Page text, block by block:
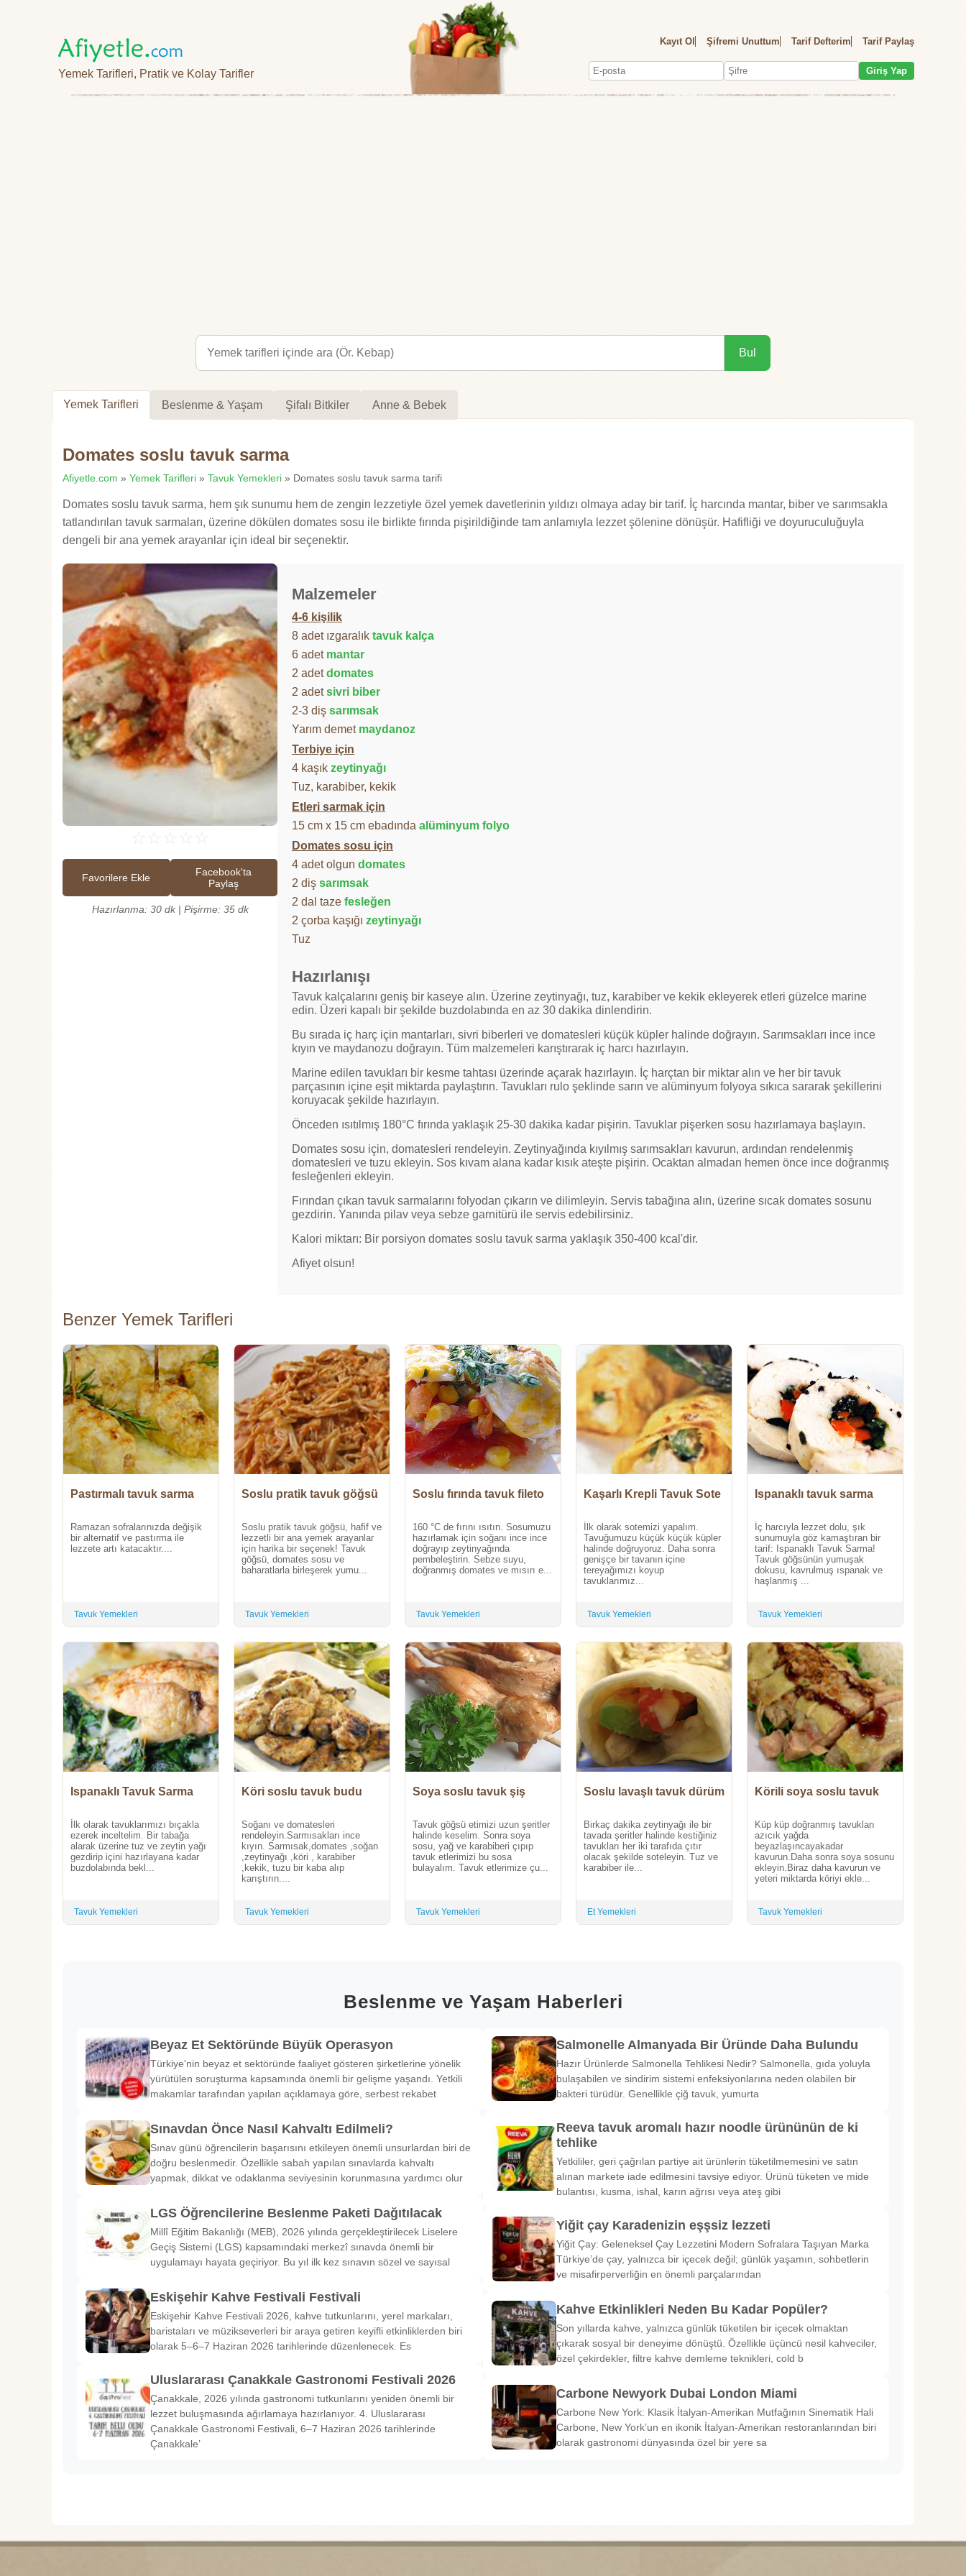
Yemek Tarifleri, Pratik ve Kolay Tarifler
Kayıt Ol Şifremi Unuttum Tarif Defterim Tarif Paylaş
Giriş Yap
Bul
Yemek Tarifleri Beslenme & Yaşam Şifalı Bitkiler Anne & Bebek
Domates soslu tavuk sarma
Afiyetle.com » Yemek Tarifleri » Tavuk Yemekleri » Domates soslu tavuk sarma tarifi
Domates soslu tavuk sarma, hem şık sunumu hem de zengin lezzetiyle özel yemek davetlerinin yıldızı olmaya aday bir tarif. İç harcında mantar, biber ve sarımsakla
tatlandırılan tavuk sarmaları, üzerine dökülen domates sosu ile birlikte fırında pişirildiğinde tam anlamıyla lezzet şölenine dönüşür. Hafifliği ve doyuruculuğuyla
dengeli bir ana yemek arayanlar için ideal bir seçenektir.
☆ ☆ ☆ ☆ ☆
Favorilere Ekle
Facebook'ta
Paylaş
Hazırlanma: 30 dk | Pişirme: 35 dk
Malzemeler
4-6 kişilik
8 adet ızgaralık tavuk kalça
6 adet mantar
2 adetdomates
2 adetsivri biber
2-3 diş sarımsak
Yarım demet maydanoz
Terbiye için
4 kaşık zeytinyağı
Tuz, karabiber, kekik
Etleri sarmak için
15 cm x 15 cm ebadında alüminyum folyo
Domates sosu için
4 adet olgun domates
2 diş sarımsak
2 dal taze fesleğen
2 çorba kaşığı zeytinyağı
Tuz
Hazırlanışı
Tavuk kalçalarını geniş bir kaseye alın. Üzerine zeytinyağı, tuz, karabiber ve kekik ekleyerek etleri güzelce marine
edin. Üzeri kapalı bir şekilde buzdolabında en az 30 dakika dinlendirin.
Bu sırada iç harç için mantarları, sivri biberleri ve domatesleri küçük küpler halinde doğrayın. Sarımsakları ince ince
kıyın ve maydanozu doğrayın. Tüm malzemeleri karıştırarak iç harcı hazırlayın.
Marine edilen tavukları bir kesme tahtası üzerinde açarak hazırlayın. İç harçtan bir miktar alın ve her bir tavuk
parçasının içine eşit miktarda paylaştırın. Tavukları rulo şeklinde sarın ve alüminyum folyoya sıkıca sararak şekillerini
koruyacak şekilde hazırlayın.
Önceden ısıtılmış 180°C fırında yaklaşık 25-30 dakika kadar pişirin. Tavuklar pişerken sosu hazırlamaya başlayın.
Domates sosu için, domatesleri rendeleyin. Zeytinyağında kıyılmış sarımsakları kavurun, ardından rendelenmiş
domatesleri ve tuzu ekleyin. Sos kıvam alana kadar kısık ateşte pişirin. Ocaktan almadan hemen önce ince doğranmış
fesleğenleri ekleyin.
Fırından çıkan tavuk sarmalarını folyodan çıkarın ve dilimleyin. Servis tabağına alın, üzerine sıcak domates sosunu
gezdirin. Yanında pilav veya sebze garnitürü ile servis edebilirsiniz.
Kalori miktarı: Bir porsiyon domates soslu tavuk sarma yaklaşık 350-400 kcal'dir.
Afiyet olsun!
Benzer Yemek Tarifleri
Pastırmalı tavuk sarma
Ramazan sofralarınızda değişik
bir alternatif ve pastırma ile
lezzete artı katacaktır....
Tavuk Yemekleri
Soslu pratik tavuk göğsü
Soslu pratik tavuk göğsü, hafif ve
lezzetli bir ana yemek arayanlar
için harika bir seçenek! Tavuk
göğsü, domates sosu ve
baharatlarla birleşerek yumu...
Tavuk Yemekleri
Soslu fırında tavuk fileto
160 °C de fırını ısıtın. Sosumuzu
hazırlamak için soğanı ince ince
doğrayıp zeytinyağında
pembeleştirin. Sebze suyu,
doğranmış domates ve mısırı e...
Tavuk Yemekleri
Kaşarlı Krepli Tavuk Sote
İlk olarak sotemizi yapalım.
Tavuğumuzu küçük küçük küpler
halinde doğruyoruz. Daha sonra
genişçe bir tavanın içine
tereyağımızı koyup
tavuklarımız...
Tavuk Yemekleri
Ispanaklı tavuk sarma
İç harcıyla lezzet dolu, şık
sunumuyla göz kamaştıran bir
tarif: Ispanaklı Tavuk Sarma!
Tavuk göğsünün yumuşak
dokusu, kavrulmuş ıspanak ve
haşlanmış ...
Tavuk Yemekleri
Ispanaklı Tavuk Sarma
İlk olarak tavuklarımızı bıçakla
ezerek inceltelim. Bir tabağa
alarak üzerine tuz ve zeytin yağı
gezdirip içini hazırlayana kadar
buzdolabında bekl...
Tavuk Yemekleri
Köri soslu tavuk budu
Soğanı ve domatesleri
rendeleyin.Sarmısakları ince
kıyın. Sarmısak,domates ,soğan
,zeytinyağı ,köri , karabiber
,kekik, tuzu bir kaba alıp
karıştırın....
Tavuk Yemekleri
Soya soslu tavuk şiş
Tavuk göğsü etimizi uzun şeritler
halinde keselim. Sonra soya
sosu, yağ ve karabiberi çıpıp
tavuk etlerimizi bu sosa
bulayalım. Tavuk etlerimize çu...
Tavuk Yemekleri
Soslu lavaşlı tavuk dürüm
Birkaç dakika zeytinyağı ile bir
tavada şeritler halinde kestiğiniz
tavukları her iki tarafıda çıtır
olacak şekilde soteleyin. Tuz ve
karabiber ile...
Et Yemekleri
Körili soya soslu tavuk
Küp küp doğranmış tavukları
azıcık yağda
beyazlaşıncayakadar
kavurun.Daha sonra soya sosunu
ekleyin.Biraz daha kavurun ve
yeteri miktarda köriyi ekle...
Tavuk Yemekleri
Beslenme ve Yaşam Haberleri
Beyaz Et Sektöründe Büyük Operasyon
Türkiye'nin beyaz et sektöründe faaliyet gösteren şirketlerine yönelik
yürütülen soruşturma kapsamında önemli bir gelişme yaşandı. Yetkili
makamlar tarafından yapılan açıklamaya göre, serbest rekabet
Sınavdan Önce Nasıl Kahvaltı Edilmeli?
Sınav günü öğrencilerin başarısını etkileyen önemli unsurlardan biri de
doğru beslenmedir. Özellikle sabah yapılan sınavlarda kahvaltı
yapmak, dikkat ve odaklanma seviyesinin korunmasına yardımcı olur
LGS Öğrencilerine Beslenme Paketi Dağıtılacak
Millî Eğitim Bakanlığı (MEB), 2026 yılında gerçekleştirilecek Liselere
Geçiş Sistemi (LGS) kapsamındaki merkezî sınavda önemli bir
uygulamayı hayata geçiriyor. Bu yıl ilk kez sınavın sözel ve sayısal
Eskişehir Kahve Festivali Festivali
Eskişehir Kahve Festivali 2026, kahve tutkunlarını, yerel markaları,
baristaları ve müzikseverleri bir araya getiren keyifli etkinliklerden biri
olarak 5–6–7 Haziran 2026 tarihlerinde düzenlenecek. Es
Uluslararası Çanakkale Gastronomi Festivali 2026
Çanakkale, 2026 yılında gastronomi tutkunlarını yeniden önemli bir
lezzet buluşmasında ağırlamaya hazırlanıyor. 4. Uluslararası
Çanakkale Gastronomi Festivali, 6–7 Haziran 2026 tarihlerinde
Çanakkale’
Salmonelle Almanyada Bir Üründe Daha Bulundu
Hazır Ürünlerde Salmonella Tehlikesi Nedir? Salmonella, gıda yoluyla
bulaşabilen ve sindirim sistemi enfeksiyonlarına neden olabilen bir
bakteri türüdür. Genellikle çiğ tavuk, yumurta
Reeva tavuk aromalı hazır noodle ürününün de ki
tehlike
Yetkililer, geri çağrılan partiye ait ürünlerin tüketilmemesini ve satın
alınan markete iade edilmesini tavsiye ediyor. Ürünü tüketen ve mide
bulantısı, kusma, ishal, karın ağrısı veya ateş gibi
Yiğit çay Karadenizin eşşsiz lezzeti
Yiğit Çay: Geleneksel Çay Lezzetini Modern Sofralara Taşıyan Marka
Türkiye’de çay, yalnızca bir içecek değil; günlük yaşamın, sohbetlerin
ve misafirperverliğin en önemli parçalarından
Kahve Etkinlikleri Neden Bu Kadar Popüler?
Son yıllarda kahve, yalnızca günlük tüketilen bir içecek olmaktan
çıkarak sosyal bir deneyime dönüştü. Özellikle üçüncü nesil kahveciler,
özel çekirdekler, filtre kahve demleme teknikleri, cold b
Carbone Newyork Dubai London Miami
Carbone New York: Klasik İtalyan-Amerikan Mutfağının Sinematik Hali
Carbone, New York’un en ikonik İtalyan-Amerikan restoranlarından biri
olarak gastronomi dünyasında özel bir yere sa